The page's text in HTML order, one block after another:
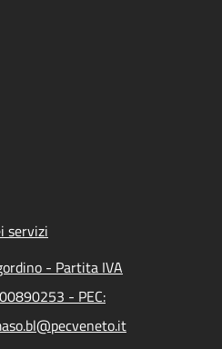
servizi
- Partita IVA
- PEC: